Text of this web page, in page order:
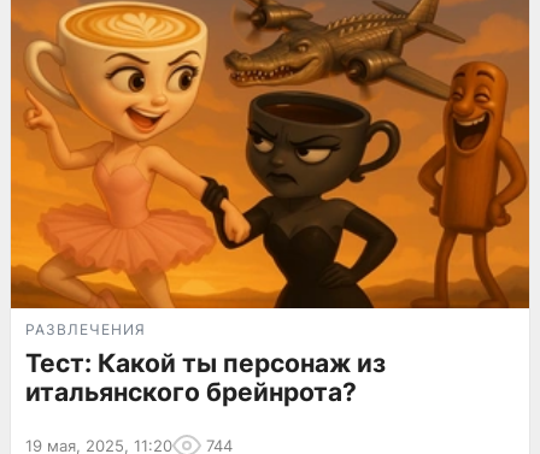
РАЗВЛЕЧЕНИЯ
Тест: Какой ты персонаж из
итальянского брейнрота?
19 мая, 2025, 11:20 744